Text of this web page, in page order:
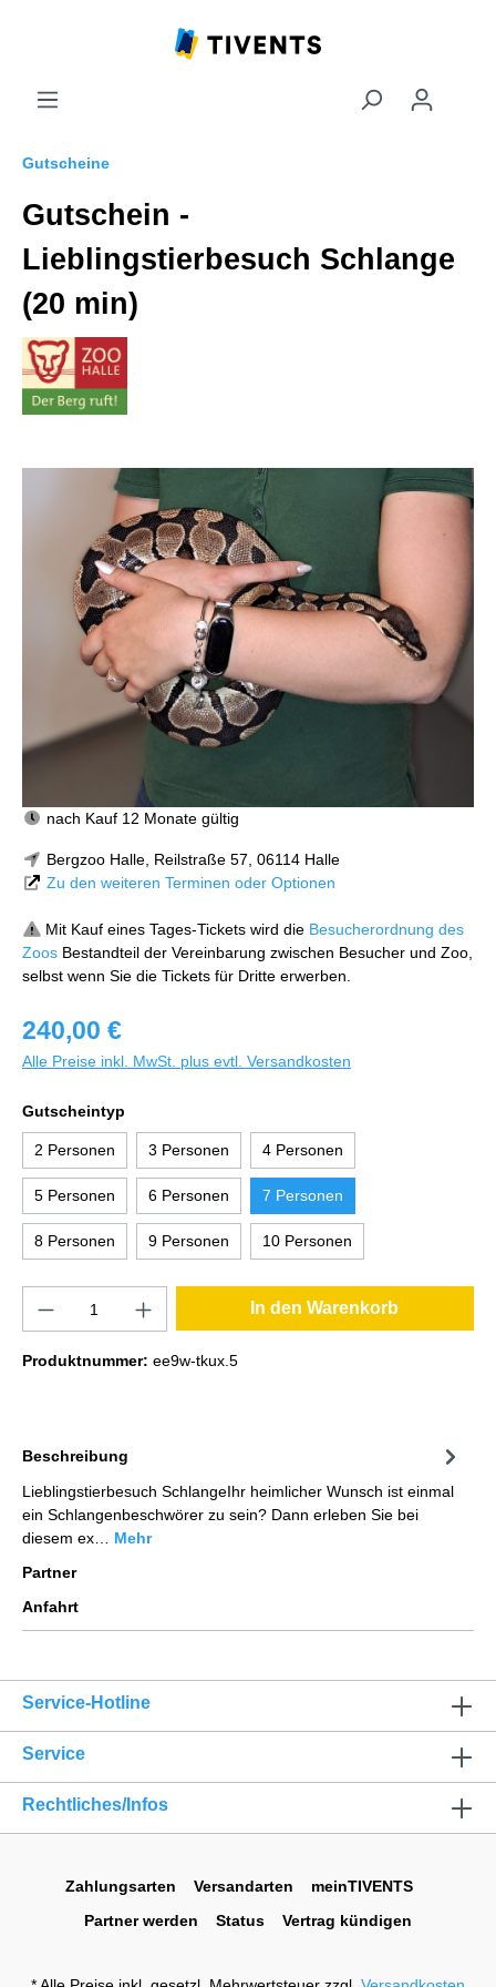
Gutscheine
Gutschein -
Lieblingstierbesuch Schlange
(20 min)
nach Kauf 12 Monate gültig
Bergzoo Halle, Reilstraße 57, 06114 Halle
Zu den weiteren Terminen oder Optionen
Mit Kauf eines Tages-Tickets wird die Besucherordnung des
Zoos Bestandteil der Vereinbarung zwischen Besucher und Zoo,
selbst wenn Sie die Tickets für Dritte erwerben.
240,00 €
Alle Preise inkl. MwSt. plus evtl. Versandkosten
Gutscheintyp
2 Personen 3 Personen 4 Personen
5 Personen 6 Personen 7 Personen
8 Personen 9 Personen 10 Personen
In den Warenkorb
Produktnummer: ee9w-tkux.5
Beschreibung
Lieblingstierbesuch SchlangeIhr heimlicher Wunsch ist einmal
ein Schlangenbeschwörer zu sein? Dann erleben Sie bei
diesem ex… Mehr
Partner
Anfahrt
Service-Hotline
Service
Rechtliches/Infos
Zahlungsarten Versandarten
meinTIVENTS
Partner werden
Status Vertrag kündigen